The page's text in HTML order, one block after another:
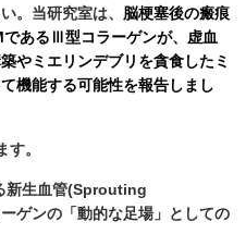
。当研究室は、 脳梗塞後の瘢痕
あるⅢ型コラーゲンが、虚血
やミエリンデブリを貪食したミ
機能する可能性を報告しまし
。
生血管(Sprouting
ンの「動的な足場」としての